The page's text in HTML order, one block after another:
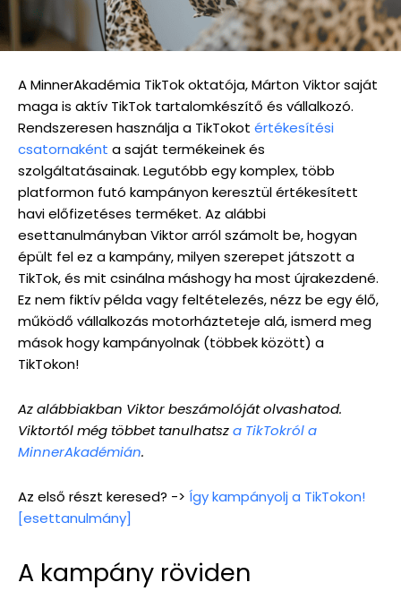
A MinnerAkadémia TikTok oktatója, Márton Viktor saját
maga is aktív TikTok tartalomkészítő és vállalkozó.
Rendszeresen használja a TikTokot értékesítési
csatornaként a saját termékeinek és
szolgáltatásainak. Legutóbb egy komplex, több
platformon futó kampányon keresztül értékesített
havi előfizetéses terméket. Az alábbi
esettanulmányban Viktor arról számolt be, hogyan
épült fel ez a kampány, milyen szerepet játszott a
TikTok, és mit csinálna máshogy ha most újrakezdené.
Ez nem fiktív példa vagy feltételezés, nézz be egy élő,
működő vállalkozás motorházteteje alá, ismerd meg
mások hogy kampányolnak (többek között) a
TikTokon!
Az alábbiakban Viktor beszámolóját olvashatod.
Viktortól még többet tanulhatsza TikTokról a
MinnerAkadémián.
Az első részt keresed? -> Így kampányolj a TikTokon!
[esettanulmány]
A kampány röviden